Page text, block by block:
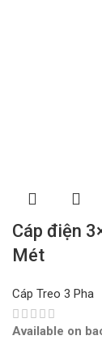
Cáp điện
Mét
Cáp Treo 3 Pha
Available on